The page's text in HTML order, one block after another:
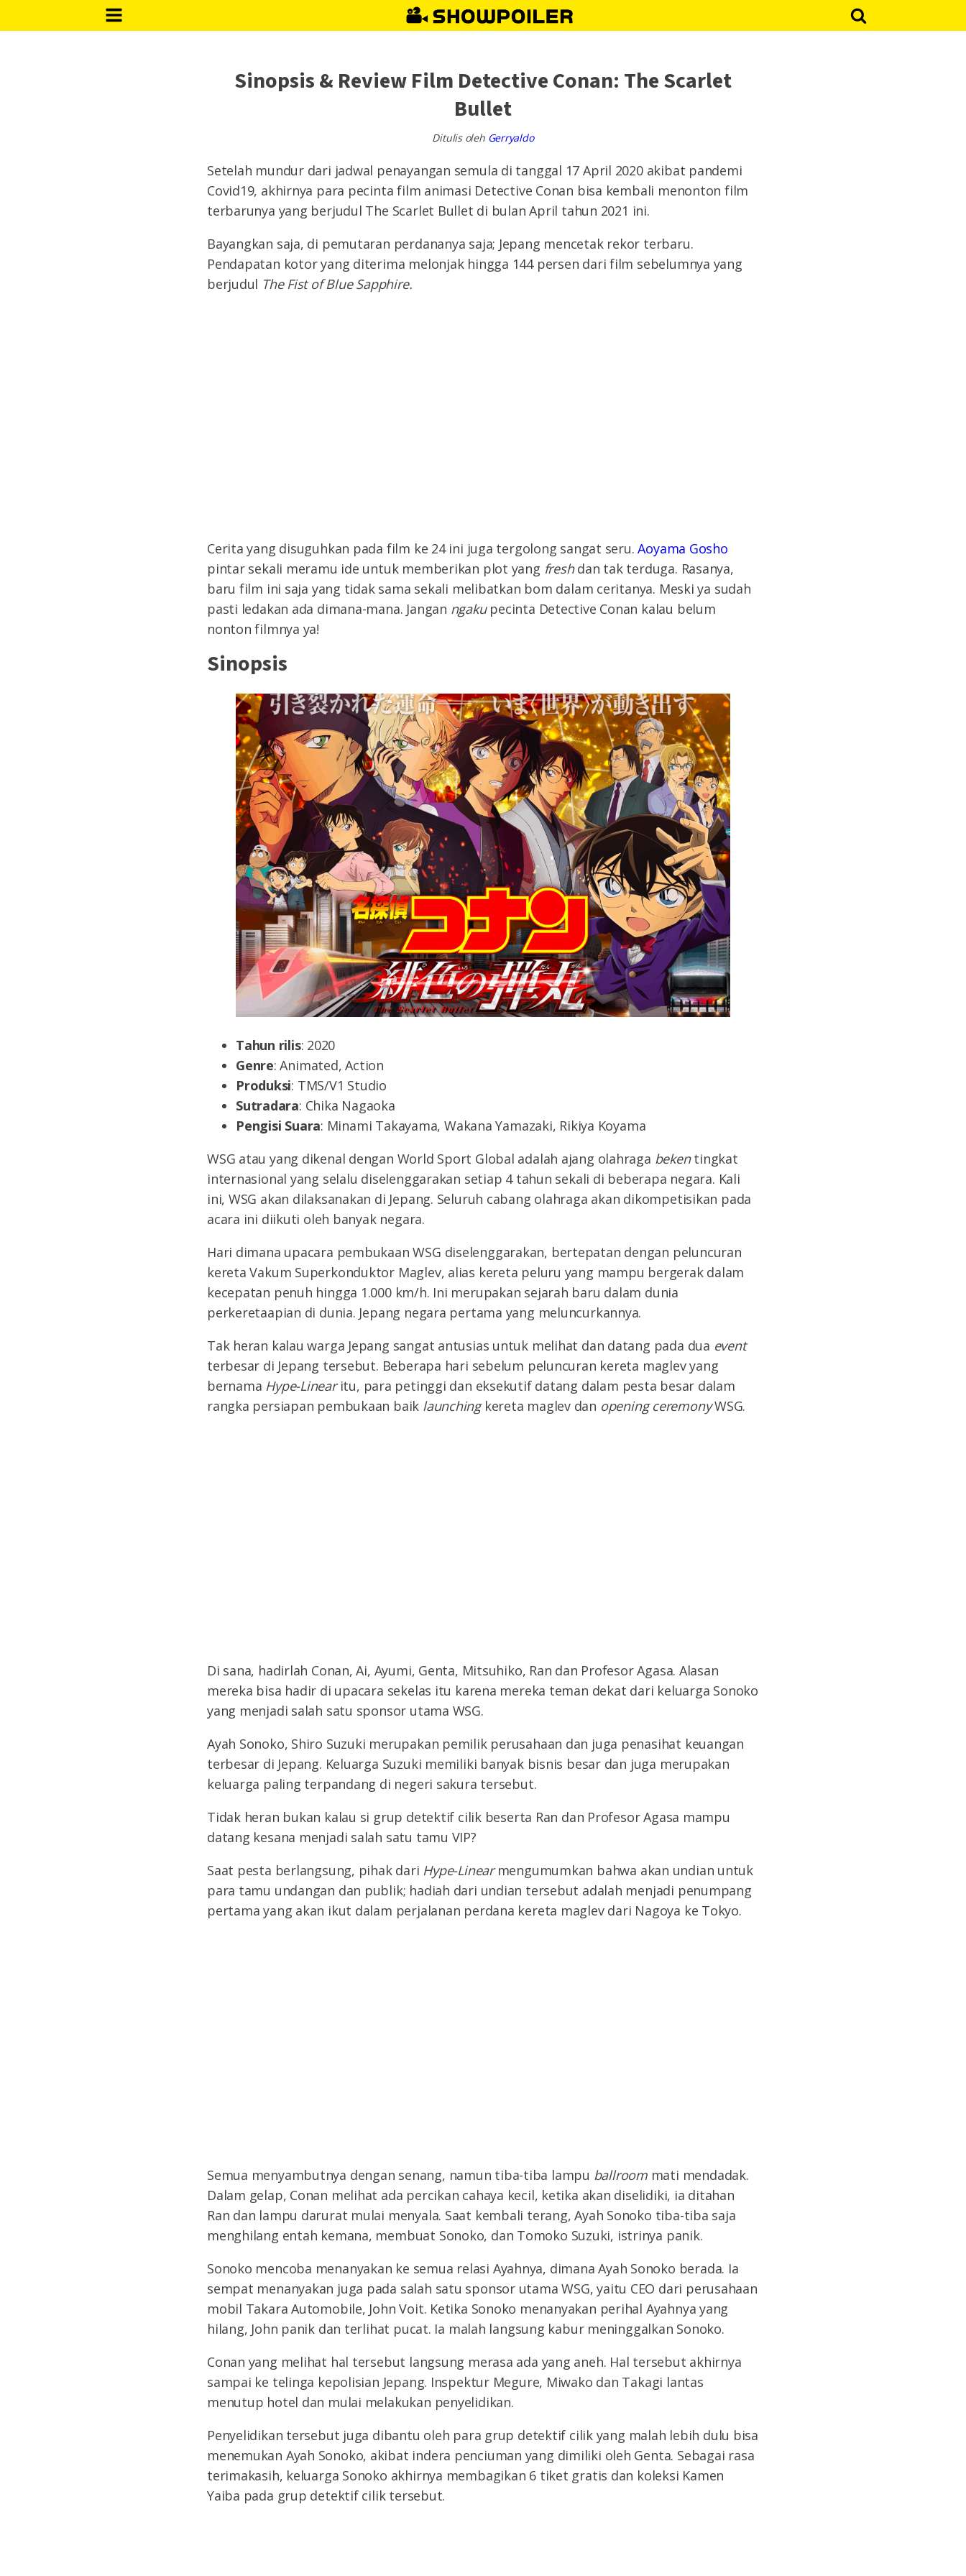
Sinopsis & Review Film Detective Conan: The Scarlet
Bullet
Ditulis oleh Gerryaldo
Setelah mundur dari jadwal penayangan semula di tanggal 17 April 2020 akibat pandemi
Covid19, akhirnya para pecinta film animasi Detective Conan bisa kembali menonton film
terbarunya yang berjudul The Scarlet Bullet di bulan April tahun 2021 ini.
Bayangkan saja, di pemutaran perdananya saja; Jepang mencetak rekor terbaru.
Pendapatan kotor yang diterima melonjak hingga 144 persen dari film sebelumnya yang
berjudul The Fist of Blue Sapphire.
Cerita yang disuguhkan pada film ke 24 ini juga tergolong sangat seru.Aoyama Gosho
pintar sekali meramu ide untuk memberikan plot yang freshdan tak terduga. Rasanya,
baru film ini saja yang tidak sama sekali melibatkan bom dalam ceritanya. Meski ya sudah
pasti ledakan ada dimana-mana. Jangan ngakupecinta Detective Conan kalau belum
nonton filmnya ya!
Sinopsis
Tahun rilis: 2020
Genre: Animated, Action
Produksi: TMS/V1 Studio
Sutradara: Chika Nagaoka
Pengisi Suara: Minami Takayama, Wakana Yamazaki, Rikiya Koyama
WSG atau yang dikenal dengan World Sport Global adalah ajang olahraga bekentingkat
internasional yang selalu diselenggarakan setiap 4 tahun sekali di beberapa negara. Kali
ini, WSG akan dilaksanakan di Jepang. Seluruh cabang olahraga akan dikompetisikan pada
acara ini diikuti oleh banyak negara.
Hari dimana upacara pembukaan WSG diselenggarakan, bertepatan dengan peluncuran
kereta Vakum Superkonduktor Maglev, alias kereta peluru yang mampu bergerak dalam
kecepatan penuh hingga 1.000 km/h. Ini merupakan sejarah baru dalam dunia
perkeretaapian di dunia. Jepang negara pertama yang meluncurkannya.
Tak heran kalau warga Jepang sangat antusias untuk melihat dan datang pada dua event
terbesar di Jepang tersebut. Beberapa hari sebelum peluncuran kereta maglev yang
bernama Hype-Linearitu, para petinggi dan eksekutif datang dalam pesta besar dalam
rangka persiapan pembukaan baik launching kereta maglev dan opening ceremonyWSG.
Di sana, hadirlah Conan, Ai, Ayumi, Genta, Mitsuhiko, Ran dan Profesor Agasa. Alasan
mereka bisa hadir di upacara sekelas itu karena mereka teman dekat dari keluarga Sonoko
yang menjadi salah satu sponsor utama WSG.
Ayah Sonoko, Shiro Suzuki merupakan pemilik perusahaan dan juga penasihat keuangan
terbesar di Jepang. Keluarga Suzuki memiliki banyak bisnis besar dan juga merupakan
keluarga paling terpandang di negeri sakura tersebut.
Tidak heran bukan kalau si grup detektif cilik beserta Ran dan Profesor Agasa mampu
datang kesana menjadi salah satu tamu VIP?
Saat pesta berlangsung, pihak dari Hype-Linearmengumumkan bahwa akan undian untuk
para tamu undangan dan publik; hadiah dari undian tersebut adalah menjadi penumpang
pertama yang akan ikut dalam perjalanan perdana kereta maglev dari Nagoya ke Tokyo.
Semua menyambutnya dengan senang, namun tiba-tiba lampu ballroommati mendadak.
Dalam gelap, Conan melihat ada percikan cahaya kecil, ketika akan diselidiki, ia ditahan
Ran dan lampu darurat mulai menyala. Saat kembali terang, Ayah Sonoko tiba-tiba saja
menghilang entah kemana, membuat Sonoko, dan Tomoko Suzuki, istrinya panik.
Sonoko mencoba menanyakan ke semua relasi Ayahnya, dimana Ayah Sonoko berada. Ia
sempat menanyakan juga pada salah satu sponsor utama WSG, yaitu CEO dari perusahaan
mobil Takara Automobile, John Voit. Ketika Sonoko menanyakan perihal Ayahnya yang
hilang, John panik dan terlihat pucat. Ia malah langsung kabur meninggalkan Sonoko.
Conan yang melihat hal tersebut langsung merasa ada yang aneh. Hal tersebut akhirnya
sampai ke telinga kepolisian Jepang. Inspektur Megure, Miwako dan Takagi lantas
menutup hotel dan mulai melakukan penyelidikan.
Penyelidikan tersebut juga dibantu oleh para grup detektif cilik yang malah lebih dulu bisa
menemukan Ayah Sonoko, akibat indera penciuman yang dimiliki oleh Genta. Sebagai rasa
terimakasih, keluarga Sonoko akhirnya membagikan 6 tiket gratis dan koleksi Kamen
Yaiba pada grup detektif cilik tersebut.